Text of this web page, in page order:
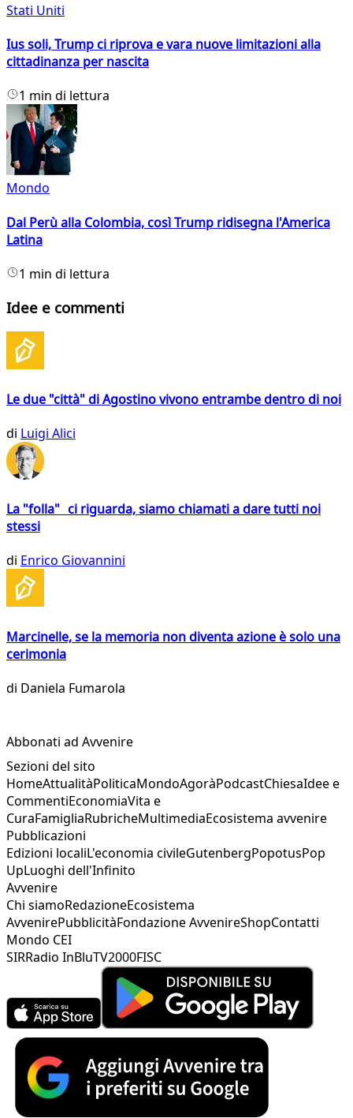
Stati Uniti
Ius soli, Trump ci riprova e vara nuove limitazioni alla
cittadinanza per nascita
1 min di lettura
Mondo
Dal Perù alla Colombia, così Trump ridisegna l'America
Latina
1 min di lettura
Idee e commenti
Le due "città" di Agostino vivono entrambe dentro di noi
di Luigi Alici
La "folla" ci riguarda, siamo chiamati a dare tutti noi
stessi
di Enrico Giovannini
Marcinelle, se la memoria non diventa azione è solo una
cerimonia
di Daniela Fumarola
Abbonati ad Avvenire
Sezioni del sito
HomeAttualitàPoliticaMondoAgoràPodcastChiesaIdee e
CommentiEconomiaVita e
CuraFamigliaRubricheMultimediaEcosistema avvenire
Pubblicazioni
Edizioni localiL'economia civileGutenbergPopotusPop
UpLuoghi dell'Infinito
Avvenire
Chi siamoRedazioneEcosistema
AvvenirePubblicitàFondazione AvvenireShopContatti
Mondo CEI
SIRRadio InBluTV2000FISC